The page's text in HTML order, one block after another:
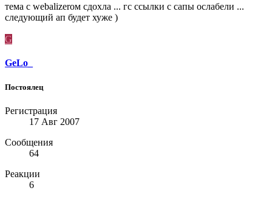
тема с webalizerом сдохла ... гс ссылки с сапы ослабели ...
следующий ап будет хуже )
G
GeLo_
Постоялец
Регистрация
17 Авг 2007
Сообщения
64
Реакции
6